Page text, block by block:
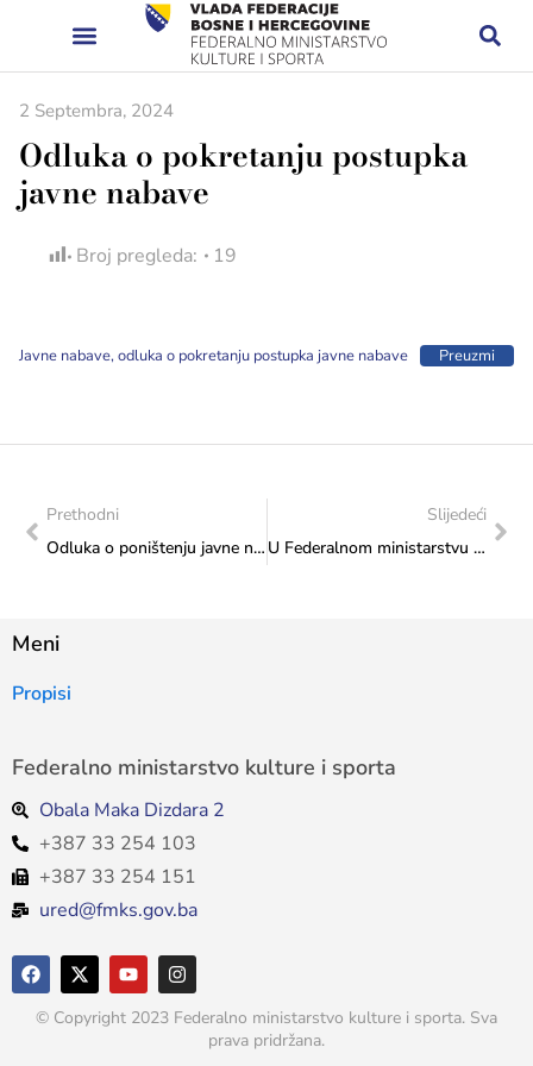
2 Septembra, 2024
Odluka o pokretanju postupka
javne nabave
Broj pregleda: 19
Javne nabave, odluka o pokretanju postupka javne nabave Preuzmi
Prethodni
Odluka o poništenju javne nabave
Slijedeći
U Federalnom ministarstvu kulture i sporta upriličeno potpisivanje ugovora za dodjelu sredstava za učestvovanje Federacije Bosne i Hercegovine na 60. Venecijanskom bijenalu
Meni
Propisi
Federalno ministarstvo kulture i sporta
Obala Maka Dizdara 2
+387 33 254 103
+387 33 254 151
ured@fmks.gov.ba
© Copyright 2023 Federalno ministarstvo kulture i sporta. Sva
prava pridržana.